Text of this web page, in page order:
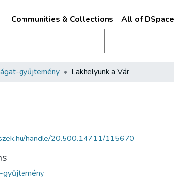
Communities & Collections All of DSpace
gyűjtemény Lakhelyünk a Vár
handle/20.500.14711/115670
gyűjtemény